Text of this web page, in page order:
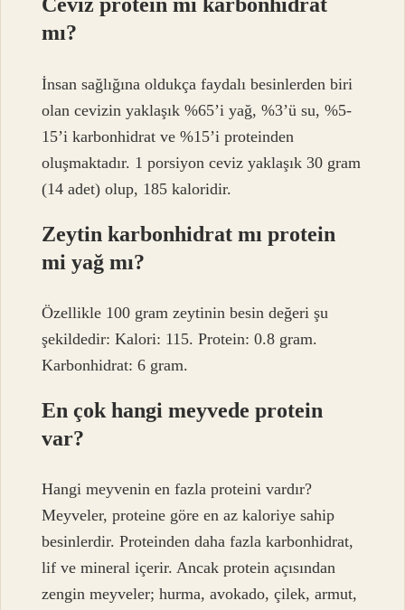
Ceviz protein mi karbonhidrat
mı?
İnsan sağlığına oldukça faydalı besinlerden biri
olan cevizin yaklaşık %65’i yağ, %3’ü su, %5-
15’i karbonhidrat ve %15’i proteinden
oluşmaktadır. 1 porsiyon ceviz yaklaşık 30 gram
(14 adet) olup, 185 kaloridir.
Zeytin karbonhidrat mı protein
mi yağ mı?
Özellikle 100 gram zeytinin besin değeri şu
şekildedir: Kalori: 115. Protein: 0.8 gram.
Karbonhidrat: 6 gram.
En çok hangi meyvede protein
var?
Hangi meyvenin en fazla proteini vardır?
Meyveler, proteine ​​göre en az kaloriye sahip
besinlerdir. Proteinden daha fazla karbonhidrat,
lif ve mineral içerir. Ancak protein açısından
zengin meyveler; hurma, avokado, çilek, armut,